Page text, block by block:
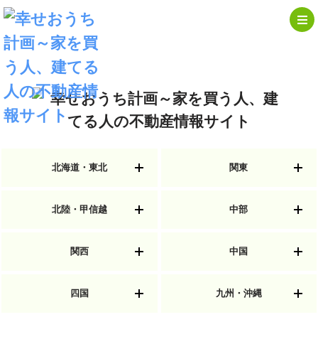
北海道・東北 関東
北陸・甲信越 中部
関西 中国
四国 九州・沖縄